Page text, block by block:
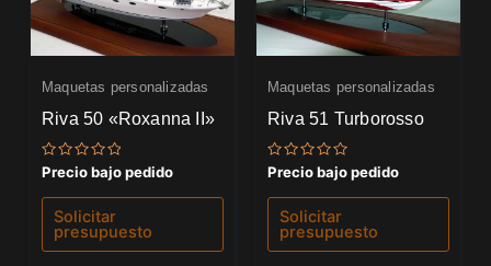
Maquetas personalizadas
Riva 50 «Roxanna II»
Valorado
con
0
de
Precio bajo pedido
Solicitar
presupuesto
Maquetas personalizadas
Riva 51 Turborosso
Valorado
con
0
de
Precio bajo pedido
Solicitar
presupuesto